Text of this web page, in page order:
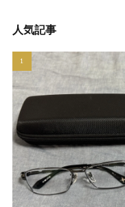
人気記事